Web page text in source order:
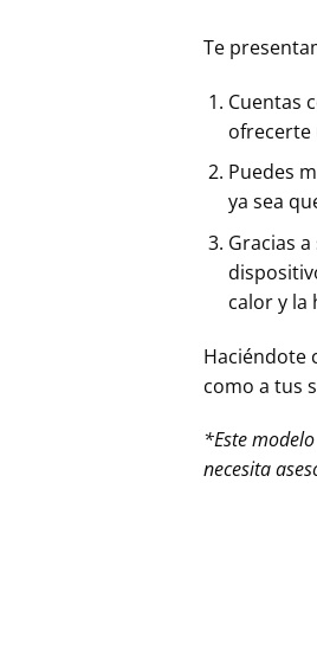
Te
Cuentas
ofrecerte
Puedes
ya sea
Gracias
calor y la
Haciéndote
como a tus
*Este
necesita